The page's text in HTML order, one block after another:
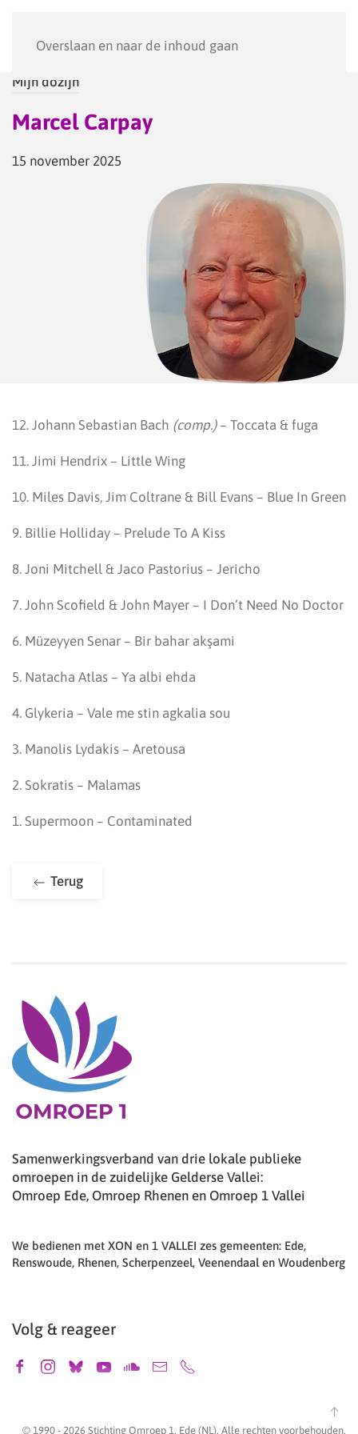
Overslaan en naar de inhoud gaan
Mijn dozijn
Marcel Carpay
15 november 2025
12. Johann Sebastian Bach (comp.)– Toccata & fuga
11. Jimi Hendrix – Little Wing
10. Miles Davis, Jim Coltrane & Bill Evans – Blue In Green
9. Billie Holliday – Prelude To A Kiss
8. Joni Mitchell & Jaco Pastorius – Jericho
7. John Scofield & John Mayer – I Don’t Need No Doctor
6. Müzeyyen Senar – Bir bahar akşami
5. Natacha Atlas – Ya albi ehda
4. Glykeria – Vale me stin agkalia sou
3. Manolis Lydakis – Aretousa
2. Sokratis – Malamas
1. Supermoon – Contaminated
Terug
Samenwerkingsverband van drie lokale publieke
omroepen in de zuidelijke Gelderse Vallei:
Omroep Ede, Omroep Rhenen en Omroep 1 Vallei
We bedienen met XON en 1 VALLEI zes gemeenten: Ede,
Renswoude, Rhenen, Scherpenzeel, Veenendaal en Woudenberg
Volg & reageer
© 1990 - 2026 Stichting Omroep 1, Ede (NL). Alle rechten voorbehouden.